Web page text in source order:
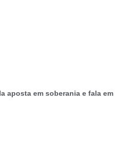
aposta em soberania e fala em